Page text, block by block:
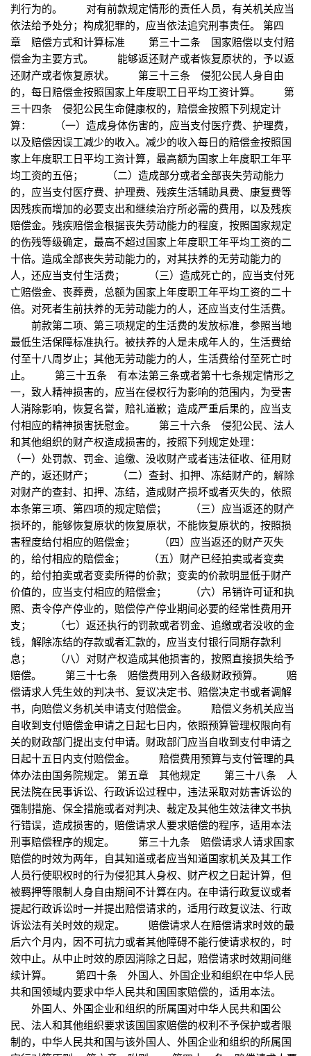
判行为的。 对有前款规定情形的责任人员，有关机关应当
依法给予处分；构成犯罪的，应当依法追究刑事责任。 第四
章 赔偿方式和计算标准 第三十二条 国家赔偿以支付赔
偿金为主要方式。 能够返还财产或者恢复原状的，予以返
还财产或者恢复原状。 第三十三条 侵犯公民人身自由
的，每日赔偿金按照国家上年度职工日平均工资计算。 第
三十四条 侵犯公民生命健康权的，赔偿金按照下列规定计
算： （一）造成身体伤害的，应当支付医疗费、护理费，
以及赔偿因误工减少的收入。减少的收入每日的赔偿金按照国
家上年度职工日平均工资计算，最高额为国家上年度职工年平
均工资的五倍； （二）造成部分或者全部丧失劳动能力
的，应当支付医疗费、护理费、残疾生活辅助具费、康复费等
因残疾而增加的必要支出和继续治疗所必需的费用，以及残疾
赔偿金。残疾赔偿金根据丧失劳动能力的程度，按照国家规定
的伤残等级确定，最高不超过国家上年度职工年平均工资的二
十倍。造成全部丧失劳动能力的，对其扶养的无劳动能力的
人，还应当支付生活费； （三）造成死亡的，应当支付死
亡赔偿金、丧葬费，总额为国家上年度职工年平均工资的二十
倍。对死者生前扶养的无劳动能力的人，还应当支付生活费。
前款第二项、第三项规定的生活费的发放标准，参照当地
最低生活保障标准执行。被扶养的人是未成年人的，生活费给
付至十八周岁止；其他无劳动能力的人，生活费给付至死亡时
止。 第三十五条 有本法第三条或者第十七条规定情形之
一，致人精神损害的，应当在侵权行为影响的范围内，为受害
人消除影响，恢复名誉，赔礼道歉；造成严重后果的，应当支
付相应的精神损害抚慰金。 第三十六条 侵犯公民、法人
和其他组织的财产权造成损害的，按照下列规定处理：
（一）处罚款、罚金、追缴、没收财产或者违法征收、征用财
产的，返还财产； （二）查封、扣押、冻结财产的，解除
对财产的查封、扣押、冻结，造成财产损坏或者灭失的，依照
本条第三项、第四项的规定赔偿； （三）应当返还的财产
损坏的，能够恢复原状的恢复原状，不能恢复原状的，按照损
害程度给付相应的赔偿金； （四）应当返还的财产灭失
的，给付相应的赔偿金； （五）财产已经拍卖或者变卖
的，给付拍卖或者变卖所得的价款；变卖的价款明显低于财产
价值的，应当支付相应的赔偿金； （六）吊销许可证和执
照、责令停产停业的，赔偿停产停业期间必要的经常性费用开
支； （七）返还执行的罚款或者罚金、追缴或者没收的金
钱，解除冻结的存款或者汇款的，应当支付银行同期存款利
息； （八）对财产权造成其他损害的，按照直接损失给予
赔偿。 第三十七条 赔偿费用列入各级财政预算。 赔
偿请求人凭生效的判决书、复议决定书、赔偿决定书或者调解
书，向赔偿义务机关申请支付赔偿金。 赔偿义务机关应当
自收到支付赔偿金申请之日起七日内，依照预算管理权限向有
关的财政部门提出支付申请。财政部门应当自收到支付申请之
日起十五日内支付赔偿金。 赔偿费用预算与支付管理的具
体办法由国务院规定。 第五章 其他规定 第三十八条 人
民法院在民事诉讼、行政诉讼过程中，违法采取对妨害诉讼的
强制措施、保全措施或者对判决、裁定及其他生效法律文书执
行错误，造成损害的，赔偿请求人要求赔偿的程序，适用本法
刑事赔偿程序的规定。 第三十九条 赔偿请求人请求国家
赔偿的时效为两年，自其知道或者应当知道国家机关及其工作
人员行使职权时的行为侵犯其人身权、财产权之日起计算，但
被羁押等限制人身自由期间不计算在内。在申请行政复议或者
提起行政诉讼时一并提出赔偿请求的，适用行政复议法、行政
诉讼法有关时效的规定。 赔偿请求人在赔偿请求时效的最
后六个月内，因不可抗力或者其他障碍不能行使请求权的，时
效中止。从中止时效的原因消除之日起，赔偿请求时效期间继
续计算。 第四十条 外国人、外国企业和组织在中华人民
共和国领域内要求中华人民共和国国家赔偿的，适用本法。
外国人、外国企业和组织的所属国对中华人民共和国公
民、法人和其他组织要求该国国家赔偿的权利不予保护或者限
制的，中华人民共和国与该外国人、外国企业和组织的所属国